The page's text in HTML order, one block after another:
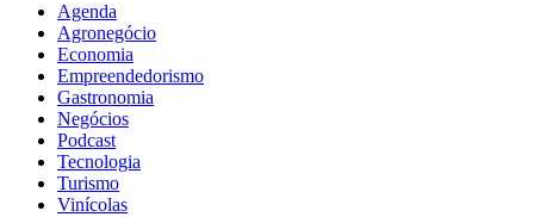
Agenda
Agronegócio
Economia
Empreendedorismo
Gastronomia
Negócios
Podcast
Tecnologia
Turismo
Vinícolas